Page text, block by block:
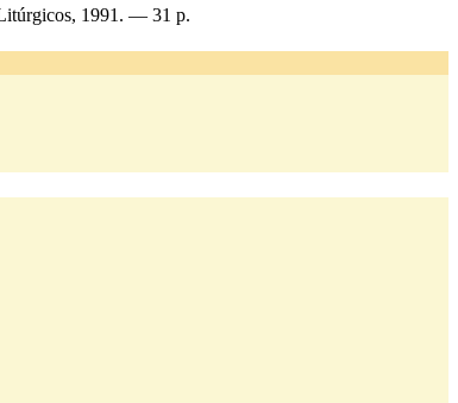
1991. — 31 p.